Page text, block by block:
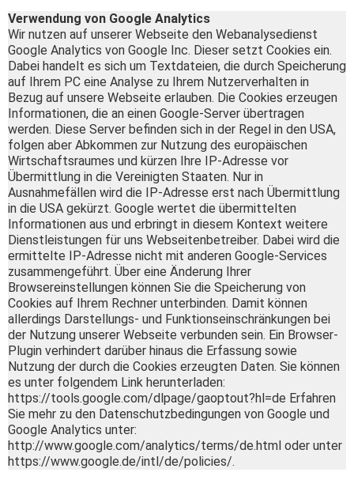
Verwendung von Google Analytics
Wir nutzen auf unserer Webseite den Webanalysedienst
Google Analytics von Google Inc. Dieser setzt Cookies ein.
Dabei handelt es sich um Textdateien, die durch Speicherung
auf Ihrem PC eine Analyse zu Ihrem Nutzerverhalten in
Bezug auf unsere Webseite erlauben. Die Cookies erzeugen
Informationen, die an einen Google-Server übertragen
werden. Diese Server befinden sich in der Regel in den USA,
folgen aber Abkommen zur Nutzung des europäischen
Wirtschaftsraumes und kürzen Ihre IP-Adresse vor
Übermittlung in die Vereinigten Staaten. Nur in
Ausnahmefällen wird die IP-Adresse erst nach Übermittlung
in die USA gekürzt. Google wertet die übermittelten
Informationen aus und erbringt in diesem Kontext weitere
Dienstleistungen für uns Webseitenbetreiber. Dabei wird die
ermittelte IP-Adresse nicht mit anderen Google-Services
zusammengeführt. Über eine Änderung Ihrer
Browsereinstellungen können Sie die Speicherung von
Cookies auf Ihrem Rechner unterbinden. Damit können
allerdings Darstellungs- und Funktionseinschränkungen bei
der Nutzung unserer Webseite verbunden sein. Ein Browser-
Plugin verhindert darüber hinaus die Erfassung sowie
Nutzung der durch die Cookies erzeugten Daten. Sie können
es unter folgendem Link herunterladen:
https://tools.google.com/dlpage/gaoptout?hl=de Erfahren
Sie mehr zu den Datenschutzbedingungen von Google und
Google Analytics unter:
http://www.google.com/analytics/terms/de.html oder unter
https://www.google.de/intl/de/policies/.